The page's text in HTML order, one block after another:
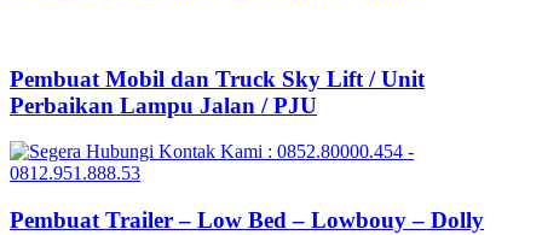
Pembuat Mobil dan Truck Sky Lift / Unit
Perbaikan Lampu Jalan / PJU
Pembuat Trailer – Low Bed – Lowbouy – Dolly